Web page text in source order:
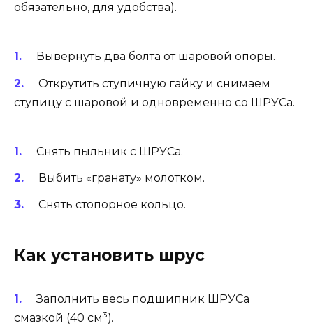
обязательно, для удобства).
Вывернуть два болта от шаровой опоры.
Открутить ступичную гайку и снимаем
ступицу с шаровой и одновременно со ШРУСа.
Снять пыльник с ШРУСа.
Выбить «гранату» молотком.
Снять стопорное кольцо.
Как установить шрус
Заполнить весь подшипник ШРУСа
смазкой (40 см3).